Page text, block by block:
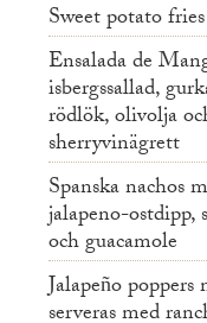
Sweet potato
Ensalada de
isbergssallad,
rödlök, olivolja
sherryvinägrett
Spanska nachos
jalapeno-ostdipp,
och guacamole
Jalapeño poppers